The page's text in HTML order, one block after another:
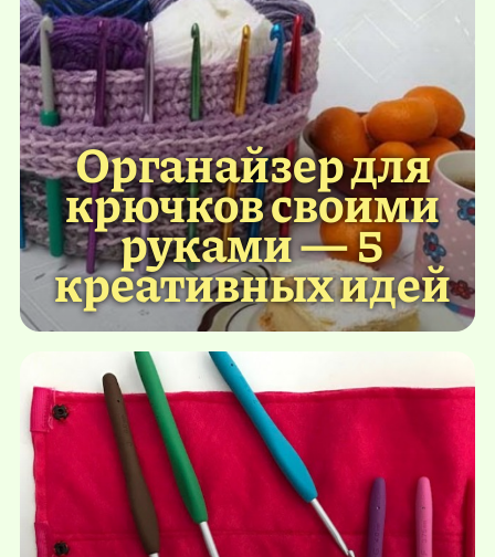
Органайзер для
крючков своими
руками — 5
креативных идей